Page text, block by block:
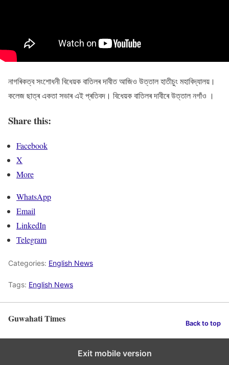
নাগৰিকত্ব সংশোধনী বিধেয়ক বাতিলৰ দাবীত আজিও উত্তাল হাতীচুং মহাবিদ্যালয়।
কলেজ ছাত্ৰ একতা সভাৰ এই প্ৰতিবদ। বিধেয়ক বাতিলৰ দাবীৰে উত্তাল নগাঁও ।
Share this:
Facebook
X
More
WhatsApp
Email
LinkedIn
Telegram
Categories: English News
Tags: English News
Guwahati Times Back to top
Exit mobile version